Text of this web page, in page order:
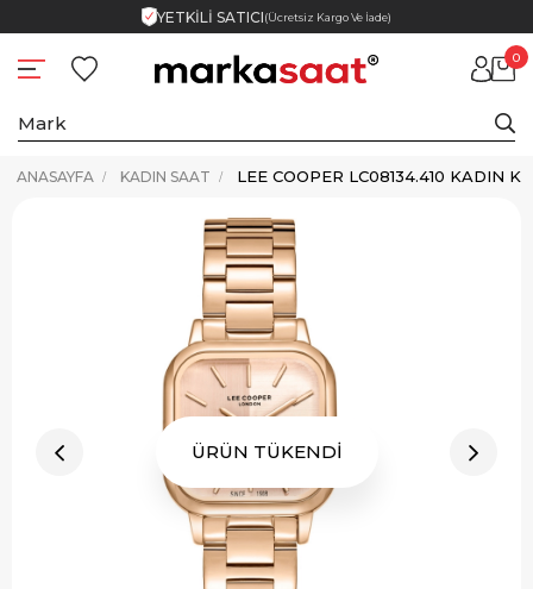
YETKİLİ SATICI(Ücretsiz Kargo Ve İade)
0
ANASAYFA KADIN SAAT LEE COOPER LC08134.410 KADIN
ÜRÜN TÜKENDİ